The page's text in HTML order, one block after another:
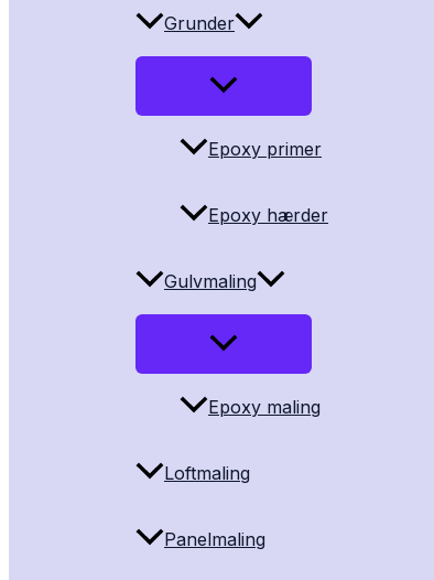
Grunder
Epoxy primer
Epoxy hærder
Gulvmaling
Epoxy maling
Loftmaling
Panelmaling